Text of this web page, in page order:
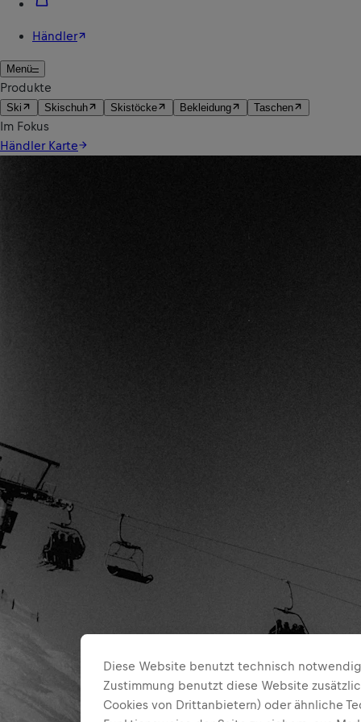
Diese Website benutzt technisch
Zustimmung benutzt diese Website
Cookies von Drittanbietern) oder ähnliche